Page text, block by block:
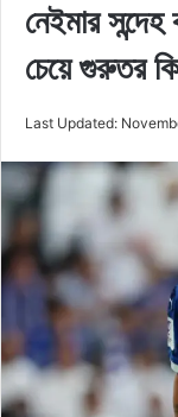
নেইমার
চেয়ে গুরুতর
Last Updated: